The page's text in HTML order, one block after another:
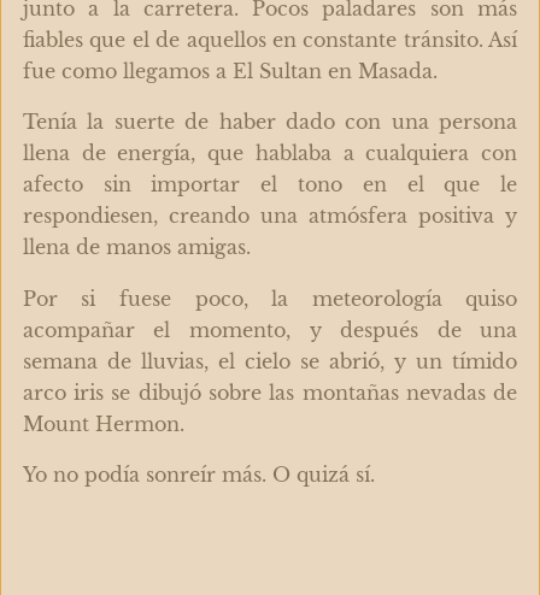
junto a la carretera. Pocos paladares son más
fiables que el de aquellos en constante tránsito. Así
fue como llegamos a El Sultan en Masada.
Tenía la suerte de haber dado con una persona
llena de energía, que hablaba a cualquiera con
afecto sin importar el tono en el que le
respondiesen, creando una atmósfera positiva y
llena de manos amigas.
Por si fuese poco, la meteorología quiso
acompañar el momento, y después de una
semana de lluvias, el cielo se abrió, y un tímido
arco iris se dibujó sobre las montañas nevadas de
Mount Hermon.
Yo no podía sonreír más. O quizá sí.